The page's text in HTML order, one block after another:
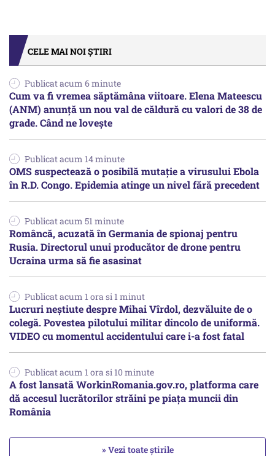
CELE MAI NOI ȘTIRI
Publicat acum 6 minute
Cum va fi vremea săptămâna viitoare. Elena Mateescu
(ANM) anunță un nou val de căldură cu valori de 38 de
grade. Când ne lovește
Publicat acum 14 minute
OMS suspectează o posibilă mutație a virusului Ebola
în R.D. Congo. Epidemia atinge un nivel fără precedent
Publicat acum 51 minute
Româncă, acuzată în Germania de spionaj pentru
Rusia. Directorul unui producător de drone pentru
Ucraina urma să fie asasinat
Publicat acum 1 ora si 1 minut
Lucruri neștiute despre Mihai Vîrdol, dezvăluite de o
colegă. Povestea pilotului militar dincolo de uniformă.
VIDEO cu momentul accidentului care i-a fost fatal
Publicat acum 1 ora si 10 minute
A fost lansată WorkinRomania.gov.ro, platforma care
dă accesul lucrătorilor străini pe piața muncii din
România
» Vezi toate știrile